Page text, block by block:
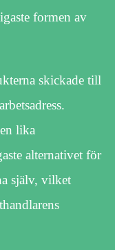
formen av
skickade till
lika
alternativet för
själv, vilket